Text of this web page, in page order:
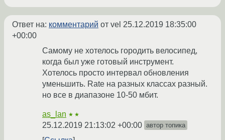
Ответ на: комментарий от vel 25.12.2019 18:35:00
+00:00
Самому не хотелось городить велосипед,
когда был уже готовый инструмент.
Хотелось просто интервал обновления
уменьшить. Rate на разных классах разный.
но все в диапазоне 10-50 мбит.
as_lan ★★
25.12.2019 21:13:02 +00:00 автор топика